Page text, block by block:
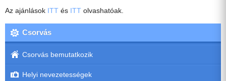
Az ajánlások ITT és ITT olvashatóak.
Csorvás
Csorvás bemutatkozik
Helyi nevezetességek